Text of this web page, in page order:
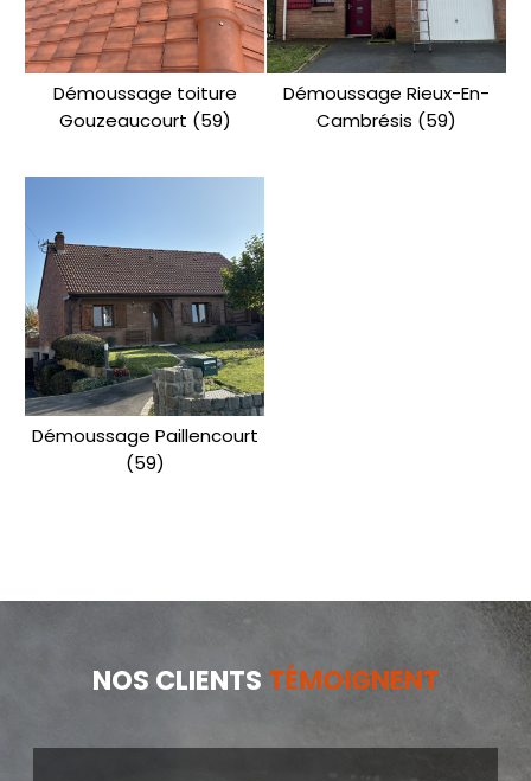
Démoussage toiture
Gouzeaucourt (59)
Démoussage Rieux-En-
Cambrésis (59)
Démoussage Paillencourt
(59)
NOS CLIENTS TÉMOIGNENT